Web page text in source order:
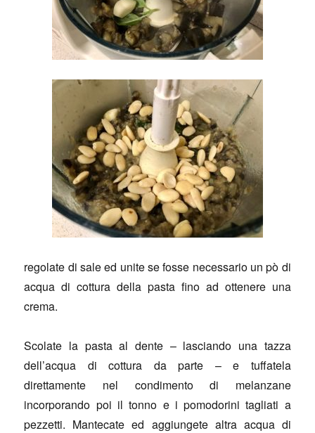
regolate di sale ed unite se fosse necessario un pò di
acqua di cottura della pasta fino ad ottenere una
crema.
Scolate la pasta al dente – lasciando una tazza
dell’acqua di cottura da parte – e tuffatela
direttamente nel condimento di melanzane
incorporando poi il tonno e i pomodorini tagliati a
pezzetti. Mantecate ed aggiungete altra acqua di